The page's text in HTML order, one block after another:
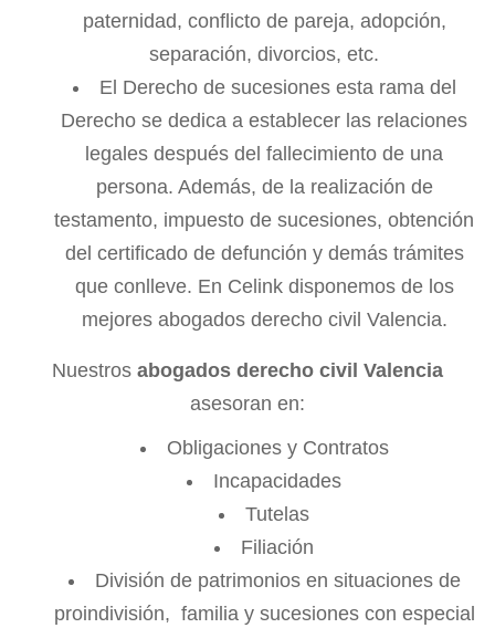
paternidad, conflicto de pareja, adopción,
separación, divorcios, etc.
El Derecho de sucesiones esta rama del
Derecho se dedica a establecer las relaciones
legales después del fallecimiento de una
persona. Además, de la realización de
testamento, impuesto de sucesiones, obtención
del certificado de defunción y demás trámites
que conlleve. En Celink disponemos de los
mejores abogados derecho civil Valencia.
Nuestros abogados derecho civil Valencia
asesoran en:
Obligaciones y Contratos
Incapacidades
Tutelas
Filiación
División de patrimonios en situaciones de
proindivisión, familia y sucesiones con especial